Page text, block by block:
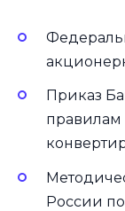
Приказ
правилам
России